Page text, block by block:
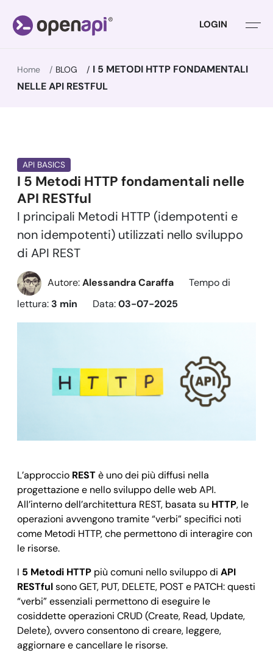
LOGIN
Home BLOG
I 5 METODI HTTP FONDAMENTALI
NELLE API RESTFUL
API BASICS
I 5 Metodi HTTP fondamentali nelle
API RESTful
I principali Metodi HTTP (idempotenti e
non idempotenti) utilizzati nello sviluppo
di API REST
Autore:Alessandra Caraffa
Tempo di
lettura: 3 min Data:03-07-2025
L’approccio RESTè uno dei più diffusi nella
progettazione e nello sviluppo delle web API.
All’interno dell’architettura REST, basata su HTTP, le
operazioni avvengono tramite “verbi” specifici noti
come Metodi HTTP, che permettono di interagire con
le risorse.
I 5 Metodi HTTP più comuni nello sviluppo di API
RESTfulsono GET, PUT, DELETE, POST e PATCH: questi
“verbi” essenziali permettono di eseguire le
cosiddette operazioni CRUD (Create, Read, Update,
Delete), ovvero consentono di creare, leggere,
aggiornare e cancellare le risorse.